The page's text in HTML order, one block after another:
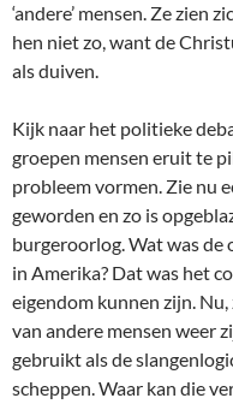
‘andere’ mensen. Ze zien
hen niet zo, want de
als duiven.
Kijk naar het politieke
groepen mensen eruit te
probleem vormen. Zie nu
geworden en zo is
burgeroorlog. Wat was de
in Amerika? Dat was het
eigendom kunnen zijn.
van andere mensen weer
gebruikt als de
scheppen. Waar kan die